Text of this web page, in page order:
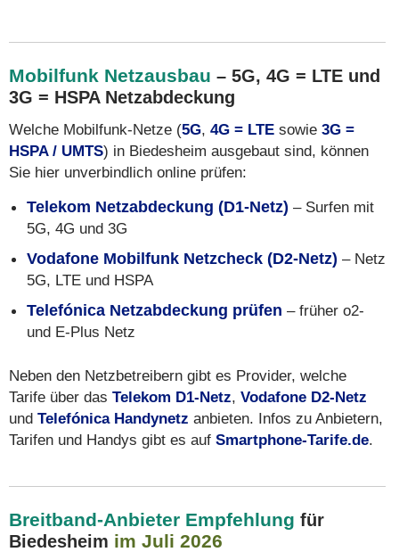
Mobilfunk Netzausbau – 5G, 4G = LTE und
3G = HSPA Netzabdeckung
Welche Mobilfunk-Netze (5G, 4G = LTE sowie 3G =
HSPA / UMTS) in Biedesheim ausgebaut sind, können
Sie hier unverbindlich online prüfen:
Telekom Netzabdeckung (D1-Netz) – Surfen mit
5G, 4G und 3G
Vodafone Mobilfunk Netzcheck (D2-Netz) – Netz
5G, LTE und HSPA
Telefónica Netzabdeckung prüfen – früher o2-
und E-Plus Netz
Neben den Netzbetreibern gibt es Provider, welche
Tarife über das Telekom D1-Netz, Vodafone D2-Netz
und Telefónica Handynetz anbieten. Infos zu Anbietern,
Tarifen und Handys gibt es auf Smartphone-Tarife.de.
Breitband-Anbieter Empfehlung für
Biedesheim im Juli 2026